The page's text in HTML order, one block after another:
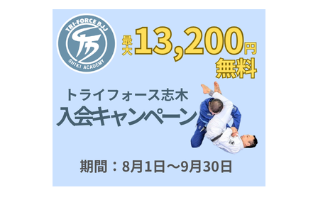
BLOG
アクセス
English